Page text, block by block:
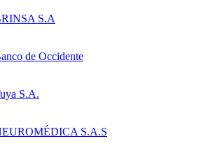
S.A
de Occidente
S.A.
S.A.S